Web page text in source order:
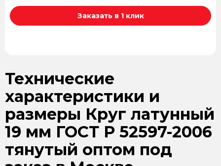
Заказать в 1 клик
Технические
характеристики и
размеры Круг латунный
19 мм ГОСТ Р 52597-2006
тянутый оптом под